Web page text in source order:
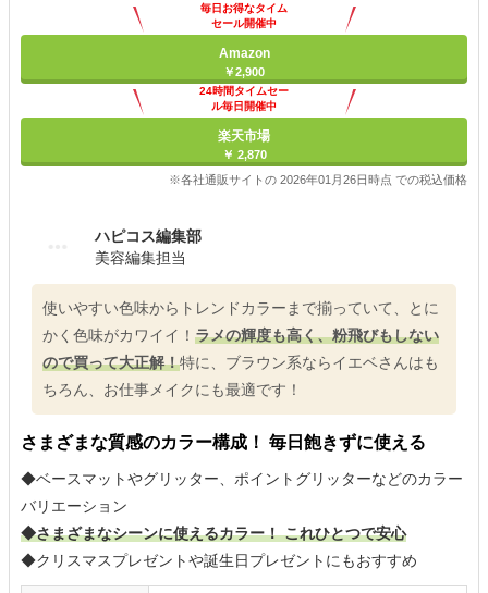
毎日お得なタイム
セール開催中
Amazon
￥2,900
24時間タイムセー
ル毎日開催中
楽天市場
￥ 2,870
※各社通販サイトの 2026年01月26日時点 での税込価格
ハピコス編集部
美容編集担当
使いやすい色味からトレンドカラーまで揃っていて、とに
かく色味がカワイイ！ ラメの輝度も高く、粉飛びもしない
ので買って大正解！特に、ブラウン系ならイエベさんはも
ちろん、お仕事メイクにも最適です！
さまざまな質感のカラー構成！ 毎日飽きずに使える
◆ベースマットやグリッター、ポイントグリッターなどのカラー
バリエーション
◆さまざまなシーンに使えるカラー！ これひとつで安心
◆クリスマスプレゼントや誕生日プレゼントにもおすすめ